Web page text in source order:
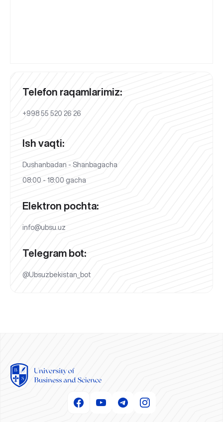
Telefon raqamlarimiz:
+998 55 520 26 26
Ish vaqti:
Dushanbadan - Shanbagacha
08:00 - 18:00 gacha
Elektron pochta:
info@ubsu.uz
Telegram bot:
@Ubsuzbekistan_bot